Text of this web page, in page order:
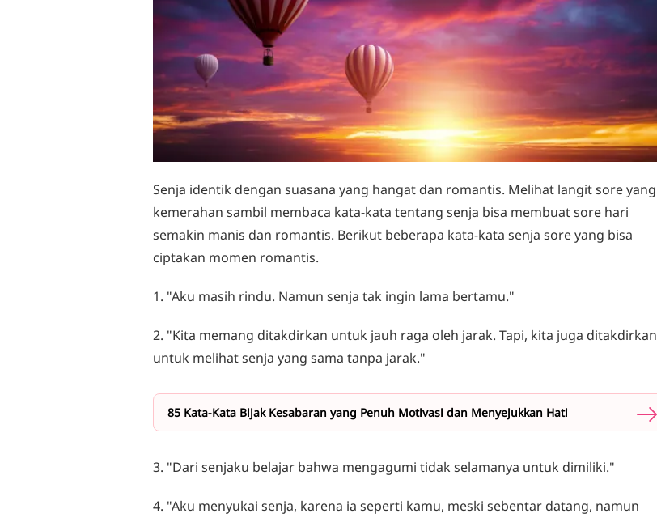
Senja identik dengan suasana yang hangat dan romantis. Melihat langit sore yang
kemerahan sambil membaca kata-kata tentang senja bisa membuat sore hari
semakin manis dan romantis. Berikut beberapa kata-kata senja sore yang bisa
ciptakan momen romantis.
1. "Aku masih rindu. Namun senja tak ingin lama bertamu."
2. "Kita memang ditakdirkan untuk jauh raga oleh jarak. Tapi, kita juga ditakdirkan
untuk melihat senja yang sama tanpa jarak."
85 Kata-Kata Bijak Kesabaran yang Penuh Motivasi dan Menyejukkan Hati
3. "Dari senjaku belajar bahwa mengagumi tidak selamanya untuk dimiliki."
4. "Aku menyukai senja, karena ia seperti kamu, meski sebentar datang, namun